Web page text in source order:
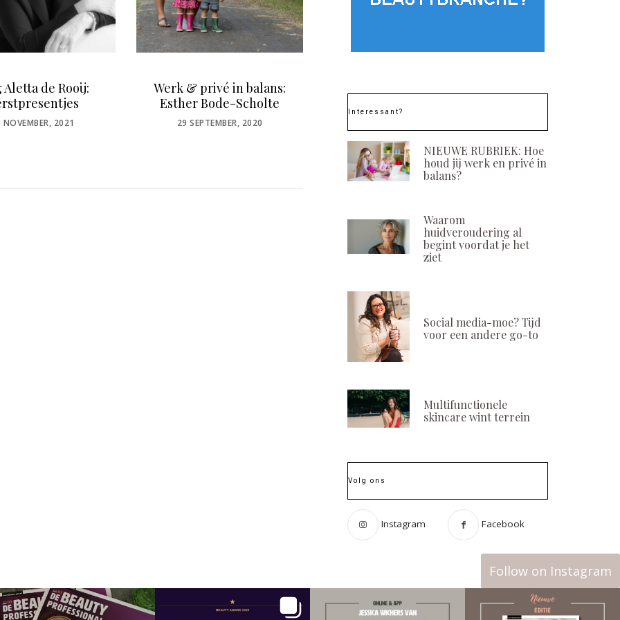
& privé in balans:
Bode-Scholte
POSTED
29 SEPTEMBER, 2020
Belastingdienst: 3
december deadline
aanmelden KOR
op de Beauty Trade
Special en maak kans op
een uniek kunstwerk
POSTED
ON
13 MAART, 2024
Interessant?
NIEUWE RUBRIEK: Hoe
houd jij werk en privé in
balans?
Waarom
huidveroudering al
begint voordat je het
ziet
Social media-moe? Tijd
voor een andere go-to
Multifunctionele
skincare wint terrein
Volg ons
Instagram Facebook
Follow on Instagram